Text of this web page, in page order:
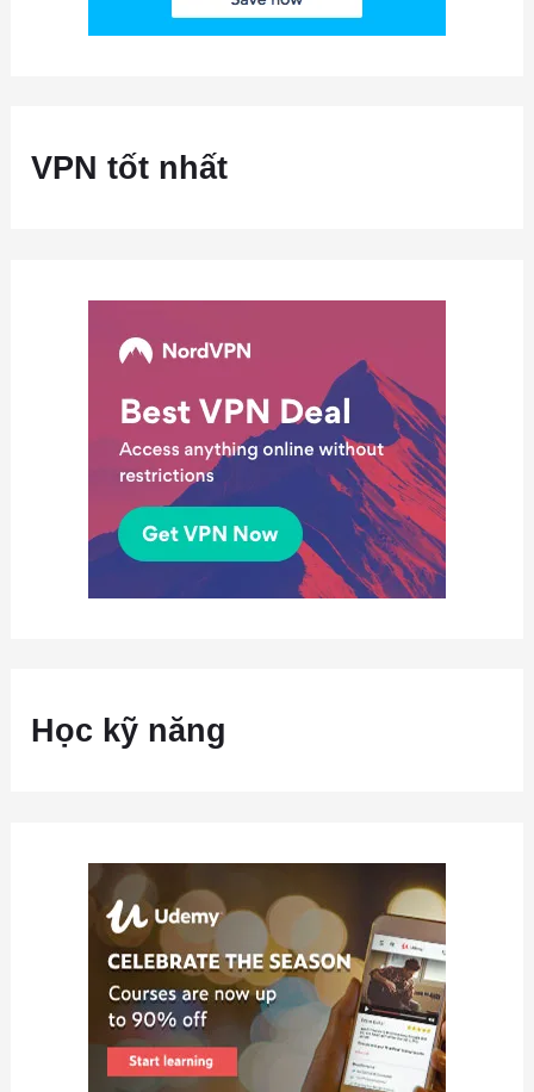
VPN tốt nhất
Học kỹ năng